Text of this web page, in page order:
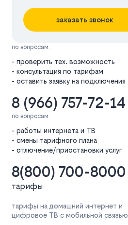
заказать звонок
по вопросам:
- проверить тех. возможность
- консультация по тарифам
- оставить заявку на подключения
8 (966) 757-72-14
по вопросам:
- работы интернета и ТВ
- смены тарифного плана
- отлючение/приостановки услуг
8(800) 700-8000
тарифы
тарифы на домашний интернет и
цифровое ТВ с мобильной связью